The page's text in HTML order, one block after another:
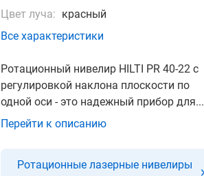
Цвет луча: красный
Все характеристики
Ротационный нивелир HILTI PR 40-22 с
регулировкой наклона плоскости по
одной оси - это надежный прибор для...
Перейти к описанию
Ротационные лазерные нивелиры